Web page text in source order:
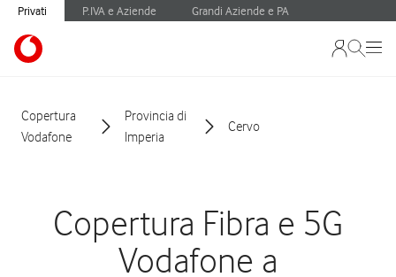
Privati P.IVA e Aziende Grandi Aziende e PA
Copertura
Vodafone
Provincia di
Imperia
Cervo
Copertura Fibra e 5G
Vodafone a